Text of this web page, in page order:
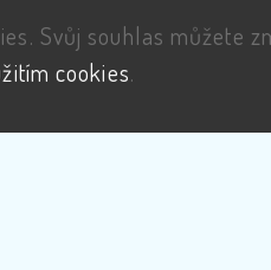
Svůj souhlas můžete
cookies.